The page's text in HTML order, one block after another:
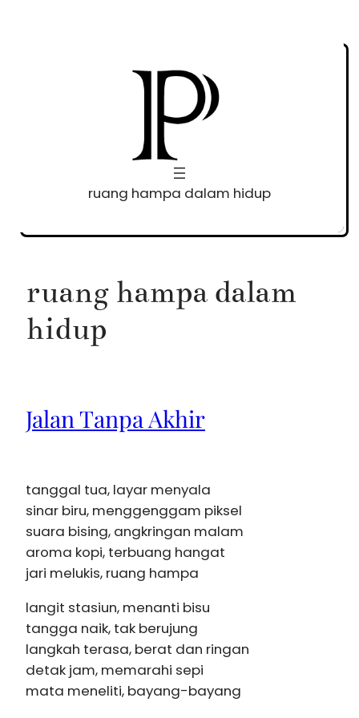
ruang hampa dalam hidup
ruang hampa dalam
hidup
Jalan Tanpa Akhir
tanggal tua, layar menyala
sinar biru, menggenggam piksel
suara bising, angkringan malam
aroma kopi, terbuang hangat
jari melukis, ruang hampa
langit stasiun, menanti bisu
tangga naik, tak berujung
langkah terasa, berat dan ringan
detak jam, memarahi sepi
mata meneliti, bayang-bayang